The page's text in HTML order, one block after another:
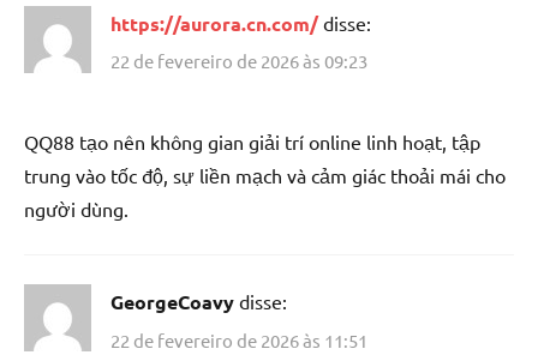
https://aurora.cn.com/ disse:
22 de fevereiro de 2026 às 09:23
QQ88 tạo nên không gian giải trí online linh hoạt, tập
trung vào tốc độ, sự liền mạch và cảm giác thoải mái cho
người dùng.
GeorgeCoavy disse:
22 de fevereiro de 2026 às 11:51